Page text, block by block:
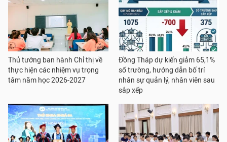
Thủ tướng ban hành Chỉ thị về
thực hiện các nhiệm vụ trọng
tâm năm học 2026-2027
Đồng Tháp dự kiến giảm 65,1%
số trường, hướng dẫn bố trí
nhân sự quản lý, nhân viên sau
sắp xếp